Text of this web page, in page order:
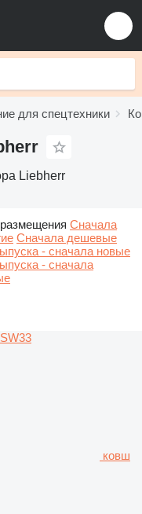
для спецтехники
Liebherr
Сначала
Сначала дешевые
- сначала новые
- сначала
ковш